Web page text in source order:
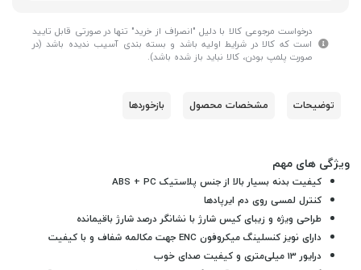
درخواست مرجوعی کالا با دلیل "انصراف از خرید" تنها در صورتی قابل تایید
است که کالا در شرایط اولیه باشد و بسته بندی آسیب ندیده باشد (در
صورت پلمپ بودن، کالا نباید باز شده باشد).
توضیحات مشخصات محصول بازخوردها
ویژگی های مهم
کیفیت بدنه بسیار بالا از جنس پلاستیک ABS + PC
کنترل لمسی روی دم ایرپادها
طراحی ویژه و زیبای کیس شارژ با نشانگر درصد شارژ باقیمانده
دارای نویز کنسلینگ میکروفون ENC جهت مکالمه شفاف و با کیفیت
درایور 13 میلی‌متری و
کیفیت صدای خوب